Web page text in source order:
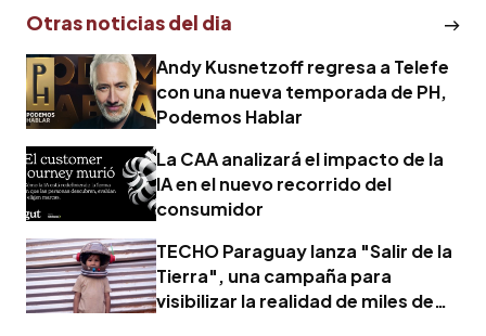
Otras noticias del dia
Andy Kusnetzoff regresa a Telefe
con una nueva temporada de PH,
Podemos Hablar
La CAA analizará el impacto de la
IA en el nuevo recorrido del
consumidor
TECHO Paraguay lanza "Salir de la
Tierra", una campaña para
visibilizar la realidad de miles de